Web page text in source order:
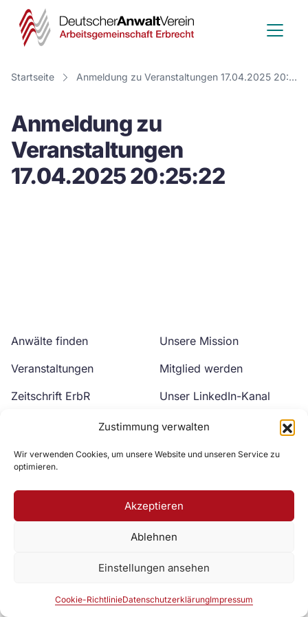
Zustimmung verwalten
Wir verwenden Cookies, um unsere Website und unseren Service zu
optimieren.
Akzeptieren
Ablehnen
Einstellungen ansehen
Cookie-RichtlinieDatenschutzerklärungImpressum
Deutscher
Anwalt
Verein
Startseite Anmeldung zu Veranstaltungen 17.04.2025 20:25:22
Anmeldung zu
Veranstaltungen
17.04.2025 20:25:22
Anwälte finden
Veranstaltungen
Zeitschrift ErbR
Unsere Mission
Mitglied werden
Unser LinkedIn-Kanal
Unser YouTube-Kanal
Zur DAV Webseite